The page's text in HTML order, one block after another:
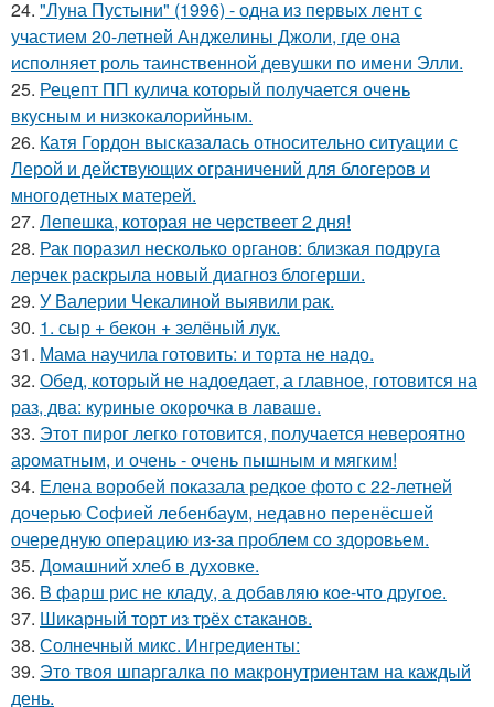
24. "Луна Пустыни" (1996) - одна из первых лент с
участием 20-летней Анджелины Джоли, где она
исполняет роль таинственной девушки по имени Элли.
25. Рецепт ПП кулича который получается очень
вкусным и низкокалорийным.
26. Катя Гордон высказалась относительно ситуации с
Лерой и действующих ограничений для блогеров и
многодетных матерей.
27. Лепешка, которая не черствеет 2 дня!
28. Рак поразил несколько органов: близкая подруга
лерчек раскрыла новый диагноз блогерши.
29. У Валерии Чекалиной выявили рак.
30. 1. сыр + бекон + зелёный лук.
31. Мама научила готовить: и торта не надо.
32. Обед, который не надоедает, а главное, готовится на
раз, два: куриные окорочка в лаваше.
33. Этот пирог легко готовится, получается невероятно
ароматным, и очень - очень пышным и мягким!
34. Елена воробей показала редкое фото с 22-летней
дочерью Софией лебенбаум, недавно перенёсшей
очередную операцию из-за проблем со здоровьем.
35. Домашний хлеб в духовке.
36. B фарш рис не кладу, а дoбaвляю кoe-что другoe.
37. Шикарный торт из тpёх стаканов.
38. Солнечный микс. Ингредиенты:
39. Это твоя шпаргалка по макронутриентам на каждый
день.